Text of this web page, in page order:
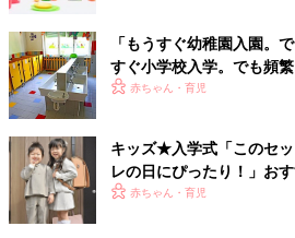
取材・文／麻生珠恵
取材協力／こどもちゃれんじ
※文中のコメントは口コミサイト「ウィ
らの抜粋です
先輩ママに聞いた
「もうすぐ幼稚園入園。
すぐ小学校入学。でも頻
の「トイレが心配…」どう
赤ちゃん・育児
キッズ★入学式「このセ
レの日にぴったり！」お
赤ちゃん・育児